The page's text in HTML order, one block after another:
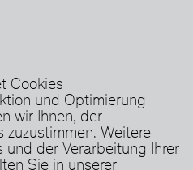
Cookies
und Optimierung
wir Ihnen, der
zuzustimmen. Weitere
und der Verarbeitung Ihrer
Sie in unserer